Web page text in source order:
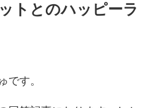
トとのハッピーラ
です。